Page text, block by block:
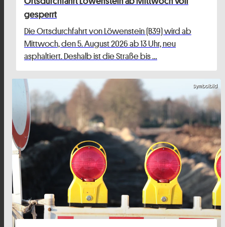
gesperrt
Die Ortsdurchfahrt von Löwenstein (B39) wird ab
Mittwoch, den 5. August 2026 ab 13 Uhr, neu
asphaltiert. Deshalb ist die Straße bis …
Symbolbild